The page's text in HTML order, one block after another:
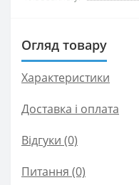
Огляд товару
Характеристики
Доставка і оплата
Відгуки (0)
Питання (0)